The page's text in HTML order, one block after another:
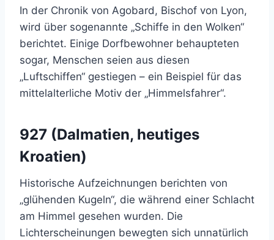
In der Chronik von Agobard, Bischof von Lyon,
wird über sogenannte „Schiffe in den Wolken“
berichtet. Einige Dorfbewohner behaupteten
sogar, Menschen seien aus diesen
„Luftschiffen“ gestiegen – ein Beispiel für das
mittelalterliche Motiv der „Himmelsfahrer“.
927 (Dalmatien, heutiges
Kroatien)
Historische Aufzeichnungen berichten von
„glühenden Kugeln“, die während einer Schlacht
am Himmel gesehen wurden. Die
Lichterscheinungen bewegten sich unnatürlich